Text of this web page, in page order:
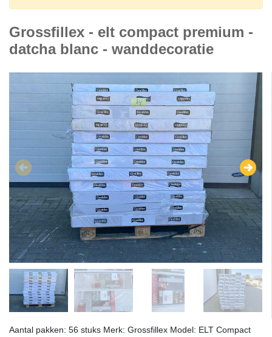
Grossfillex - elt compact premium -
datcha blanc - wanddecoratie
Aantal pakken: 56 stuks Merk: Grossfillex Model: ELT Compact